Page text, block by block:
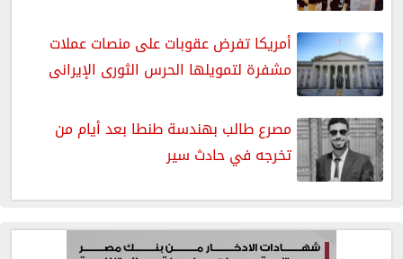
أمريكا تفرض عقوبات على منصات عملات
مشفرة لتمويلها الحرس الثورى الإيرانى
مصرع طالب بهندسة طنطا بعد أيام من
تخرجه في حادث سير